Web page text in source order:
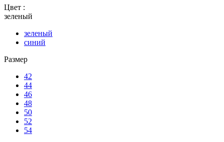
Цвет :
зеленый
зеленый
синий
Размер
42
44
46
48
50
52
54